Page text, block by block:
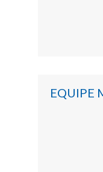
EQUIPE